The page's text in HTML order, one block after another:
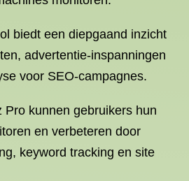
biedt een diepgaand inzicht
advertentie-inspanningen
voor SEO-campagnes.
Pro kunnen gebruikers hun
en verbeteren door
keyword tracking en site